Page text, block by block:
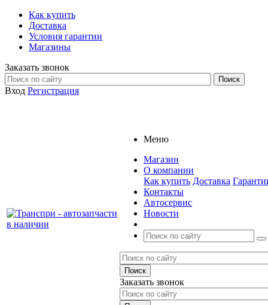
Как купить
Доставка
Условия гарантии
Магазины
Заказать звонок
Вход Регистрация
Меню
Магазин
О компании
Как купить Доставка
Контакты
Автосервис
Новости
Заказать звонок